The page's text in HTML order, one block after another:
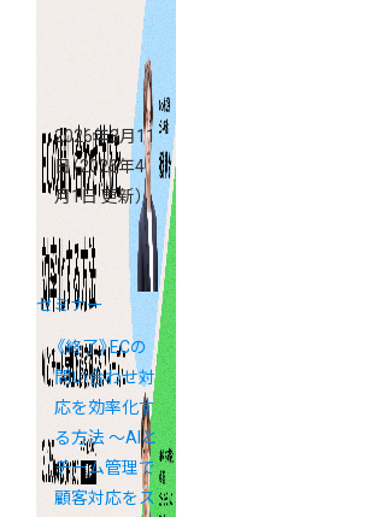
タ”の作り方
2026年3月11
日（2026年4
月1日 更新）
セミナー
《終了》ECの
問い合わせ対
応を効率化す
る方法 ～AIと
チーム管理で
顧客対応をス